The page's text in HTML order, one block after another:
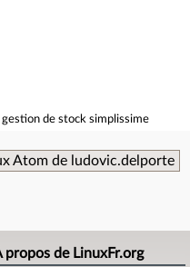
gestion de stock simplissime
Atom de ludovic.delporte
propos de LinuxFr.org